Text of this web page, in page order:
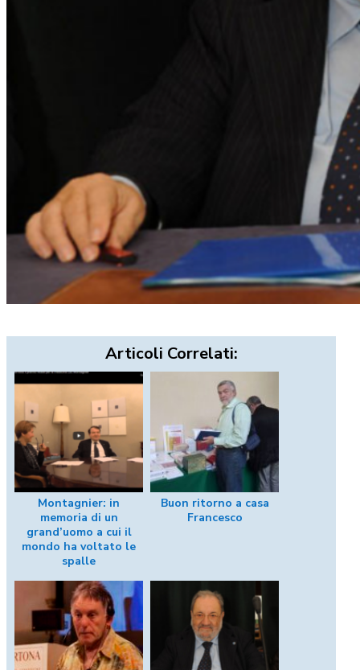
Articoli Correlati:
Montagnier: in
memoria di un
grand’uomo a cui il
mondo ha voltato le
spalle
Buon ritorno a casa
Francesco